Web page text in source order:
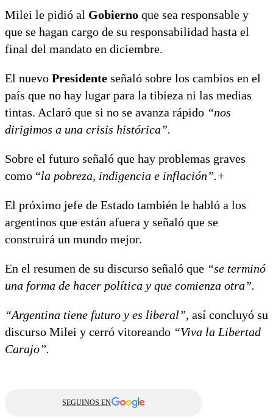
Milei le pidió al Gobierno que sea responsable y
que se hagan cargo de su responsabilidad hasta el
final del mandato en diciembre.
El nuevo Presidente señaló sobre los cambios en el
país que no hay lugar para la tibieza ni las medias
tintas. Aclaró que si no se avanza rápido “nos
dirigimos a una crisis histórica”.
Sobre el futuro señaló que hay problemas graves
como “la pobreza, indigencia e inflación”.+
El próximo jefe de Estado también le habló a los
argentinos que están afuera y señaló que se
construirá un mundo mejor.
En el resumen de su discurso señaló que “se terminó
una forma de hacer política y que comienza otra”.
“Argentina tiene futuro y es liberal”, así concluyó su
discurso Milei y cerró vitoreando “Viva la Libertad
Carajo”.
SEGUINOS EN